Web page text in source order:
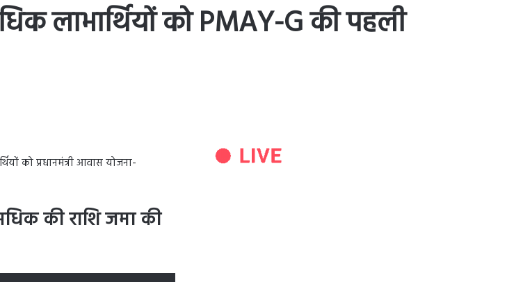
लाभार्थियों को PMAY-G की पहली
को प्रधानमंत्री आवास योजना-
की राशि जमा की